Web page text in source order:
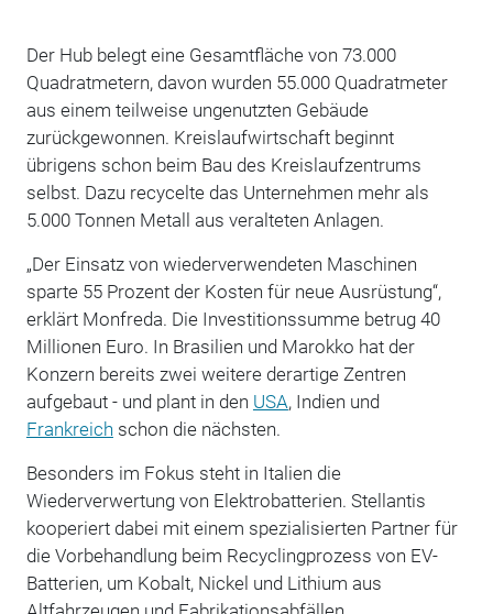
Der Hub belegt eine Gesamtfläche von 73.000
Quadratmetern, davon wurden 55.000 Quadratmeter
aus einem teilweise ungenutzten Gebäude
zurückgewonnen. Kreislaufwirtschaft beginnt
übrigens schon beim Bau des Kreislaufzentrums
selbst. Dazu recycelte das Unternehmen mehr als
5.000 Tonnen Metall aus veralteten Anlagen.
„Der Einsatz von wiederverwendeten Maschinen
sparte 55 Prozent der Kosten für neue Ausrüstung“,
erklärt Monfreda. Die Investitionssumme betrug 40
Millionen Euro. In Brasilien und Marokko hat der
Konzern bereits zwei weitere derartige Zentren
aufgebaut - und plant in den USA, Indien und
Frankreich schon die nächsten.
Besonders im Fokus steht in Italien die
Wiederverwertung von Elektrobatterien. Stellantis
kooperiert dabei mit einem spezialisierten Partner für
die Vorbehandlung beim Recyclingprozess von EV-
Batterien, um Kobalt, Nickel und Lithium aus